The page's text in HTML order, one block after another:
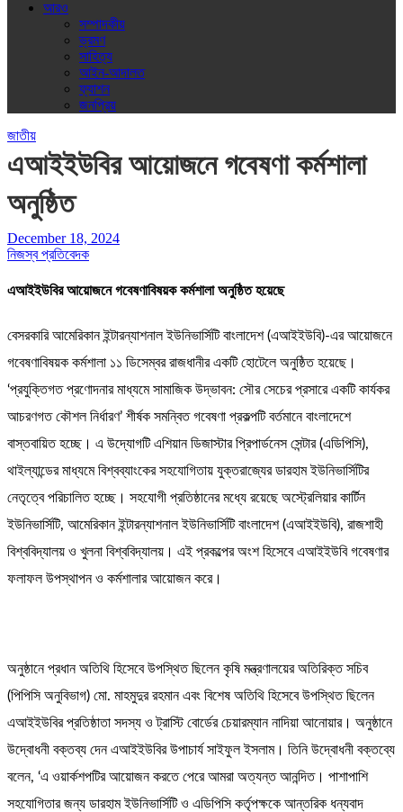
আরও
সম্পাদকীয়
ভ্রমণ
সাহিত্য
আইন-আদালত
ফ্যাশন
জনপ্রিয়
জাতীয়
এআইইউবির আয়োজনে গবেষণা কর্মশালা
অনুষ্ঠিত
December 18, 2024
নিজস্ব প্রতিবেদক
এআইইউবির আয়োজনে গবেষণাবিষয়ক কর্মশালা অনুষ্ঠিত হয়েছে
বেসরকারি আমেরিকান ইন্টারন্যাশনাল ইউনিভার্সিটি বাংলাদেশ (এআইইউবি)-এর আয়োজনে
গবেষণাবিষয়ক কর্মশালা ১১ ডিসেম্বর রাজধানীর একটি হোটেলে অনুষ্ঠিত হয়েছে।
‘প্রযুক্তিগত প্রণোদনার মাধ্যমে সামাজিক উদ্ভাবন: সৌর সেচের প্রসারে একটি কার্যকর
আচরণগত কৌশল নির্ধারণ’ শীর্ষক সমন্বিত গবেষণা প্রকল্পটি বর্তমানে বাংলাদেশে
বাস্তবায়িত হচ্ছে। এ উদ্যোগটি এশিয়ান ডিজাস্টার প্রিপার্ডনেস সেন্টার (এডিপিসি),
থাইল্যান্ডের মাধ্যমে বিশ্বব্যাংকের সহযোগিতায় যুক্তরাজ্যের ডারহাম ইউনিভার্সিটির
নেতৃত্বে পরিচালিত হচ্ছে। সহযোগী প্রতিষ্ঠানের মধ্যে রয়েছে অস্ট্রেলিয়ার কার্টিন
ইউনিভার্সিটি, আমেরিকান ইন্টারন্যাশনাল ইউনিভার্সিটি বাংলাদেশ (এআইইউবি), রাজশাহী
বিশ্ববিদ্যালয় ও খুলনা বিশ্ববিদ্যালয়। এই প্রকল্পের অংশ হিসেবে এআইইউবি গবেষণার
ফলাফল উপস্থাপন ও কর্মশালার আয়োজন করে।
অনুষ্ঠানে প্রধান অতিথি হিসেবে উপস্থিত ছিলেন কৃষি মন্ত্রণালয়ের অতিরিক্ত সচিব
(পিপিসি অনুবিভাগ) মো. মাহমুদুর রহমান এবং বিশেষ অতিথি হিসেবে উপস্থিত ছিলেন
এআইইউবির প্রতিষ্ঠাতা সদস্য ও ট্রাস্টি বোর্ডের চেয়ারম্যান নাদিয়া আনোয়ার। অনুষ্ঠানে
উদ্বোধনী বক্তব্য দেন এআইইউবির উপাচার্য সাইফুল ইসলাম। তিনি উদ্বোধনী বক্তব্যে
বলেন, ‘এ ওয়ার্কশপটির আয়োজন করতে পেরে আমরা অত্যন্ত আনন্দিত। পাশাপাশি
সহযোগিতার জন্য ডারহাম ইউনিভার্সিটি ও এডিপিসি কর্তৃপক্ষকে আন্তরিক ধন্যবাদ